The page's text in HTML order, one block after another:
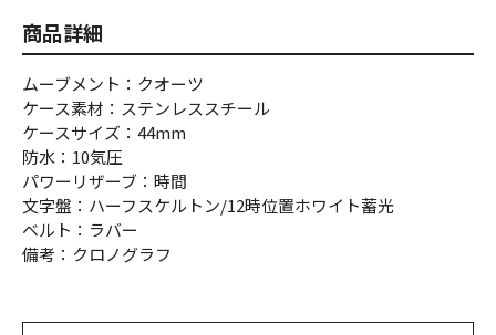
商品詳細
ムーブメント：クオーツ
ケース素材：ステンレススチール
ケースサイズ：44mm
防水：10気圧
パワーリザーブ：時間
文字盤：ハーフスケルトン/12時位置ホワイト蓄光
ベルト：ラバー
備考：クロノグラフ